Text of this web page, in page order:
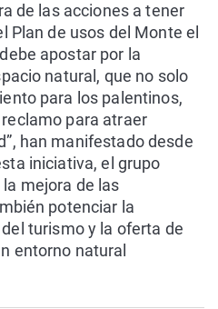
de las acciones a tener
Plan de usos del Monte el
apostar por la
natural, que no solo
para los palentinos,
para atraer
han manifestado desde
iniciativa, el grupo
mejora de las
potenciar la
turismo y la oferta de
entorno natural